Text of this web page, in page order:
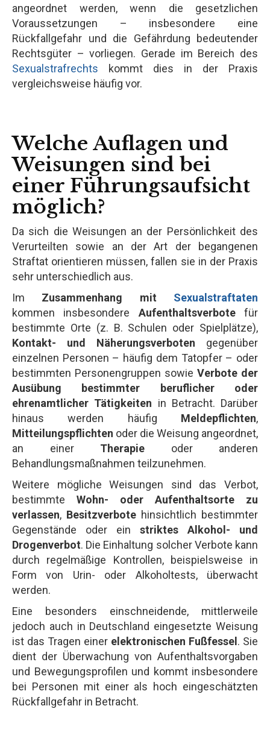
angeordnet werden, wenn die gesetzlichen
Voraussetzungen – insbesondere eine
Rückfallgefahr und die Gefährdung bedeutender
Rechtsgüter – vorliegen. Gerade im Bereich des
Sexualstrafrechts kommt dies in der Praxis
vergleichsweise häufig vor.
Welche Auflagen und
Weisungen sind bei
einer Führungsaufsicht
möglich?
Da sich die Weisungen an der Persönlichkeit des
Verurteilten sowie an der Art der begangenen
Straftat orientieren müssen, fallen sie in der Praxis
sehr unterschiedlich aus.
Im Zusammenhang mit Sexualstraftaten
kommen insbesondere Aufenthaltsverbotefür
bestimmte Orte (z. B. Schulen oder Spielplätze),
Kontakt- und Näherungsverboten gegenüber
einzelnen Personen – häufig dem Tatopfer – oder
bestimmten Personengruppen sowie Verbote der
Ausübung bestimmter beruflicher oder
ehrenamtlicher Tätigkeiten in Betracht. Darüber
hinaus werden häufig Meldepflichten,
Mitteilungspflichten oder die Weisung angeordnet,
an einer Therapie oder anderen
Behandlungsmaßnahmen teilzunehmen.
Weitere mögliche Weisungen sind das Verbot,
bestimmte Wohn- oder Aufenthaltsorte zu
verlassen, Besitzverbote hinsichtlich bestimmter
Gegenstände oder ein striktes Alkohol- und
Drogenverbot. Die Einhaltung solcher Verbote kann
durch regelmäßige Kontrollen, beispielsweise in
Form von Urin- oder Alkoholtests, überwacht
werden.
Eine besonders einschneidende, mittlerweile
jedoch auch in Deutschland eingesetzte Weisung
ist das Tragen einer elektronischen Fußfessel. Sie
dient der Überwachung von Aufenthaltsvorgaben
und Bewegungsprofilen und kommt insbesondere
bei Personen mit einer als hoch eingeschätzten
Rückfallgefahr in Betracht.